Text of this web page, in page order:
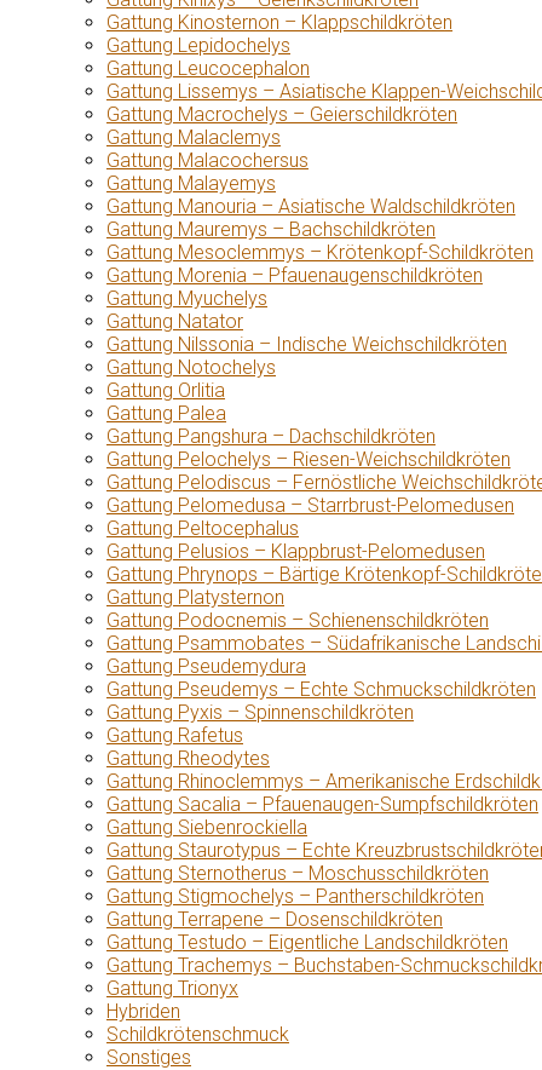
Gattung Kinosternon – Klappschildkröten
Gattung Lepidochelys
Gattung Leucocephalon
Gattung Lissemys – Asiatische Klappen-
Gattung Macrochelys – Geierschildkröten
Gattung Malaclemys
Gattung Malacochersus
Gattung Malayemys
Gattung Manouria – Asiatische Waldschildkröten
Gattung Mauremys – Bachschildkröten
Gattung Mesoclemmys – Krötenkopf-Schildkröten
Gattung Morenia – Pfauenaugenschildkröten
Gattung Myuchelys
Gattung Natator
Gattung Nilssonia – Indische Weichschildkröten
Gattung Notochelys
Gattung Orlitia
Gattung Palea
Gattung Pangshura – Dachschildkröten
Gattung Pelochelys – Riesen-Weichschildkröten
Gattung Pelodiscus – Fernöstliche
Gattung Pelomedusa – Starrbrust-Pelomedusen
Gattung Peltocephalus
Gattung Pelusios – Klappbrust-Pelomedusen
Gattung Phrynops – Bärtige Krötenkopf-
Gattung Platysternon
Gattung Podocnemis – Schienenschildkröten
Gattung Psammobates – Südafrikanische
Gattung Pseudemydura
Gattung Pseudemys – Echte Schmuckschildkröten
Gattung Pyxis – Spinnenschildkröten
Gattung Rafetus
Gattung Rheodytes
Gattung Rhinoclemmys – Amerikanische
Gattung Sacalia – Pfauenaugen-Sumpfschildkröten
Gattung Siebenrockiella
Gattung Staurotypus – Echte
Gattung Sternotherus – Moschusschildkröten
Gattung Stigmochelys – Pantherschildkröten
Gattung Terrapene – Dosenschildkröten
Gattung Testudo – Eigentliche Landschildkröten
Gattung Trachemys – Buchstaben-
Gattung Trionyx
Hybriden
Schildkrötenschmuck
Sonstiges